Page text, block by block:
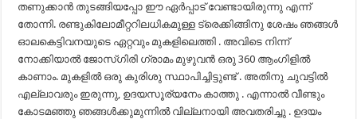
തണുക്കാൻ തുടങ്ങിയപ്പോ ഈ ഏർപ്പാട് വേണ്ടായിരുന്നു എന്ന്
തോന്നി. രണ്ടുകിലോമീറ്ററിലധികമുള്ള ട്രെക്കിങ്ങിനു ശേഷം ഞങ്ങൾ
ഓലകെട്ടിവനയുടെ ഏറ്റവും മുകളിലെത്തി . അവിടെ നിന്ന്
നോക്കിയാൽ ജോസ്‌ഗിരി ഗ്രാമം മുഴുവൻ ഒരു 360 ആംഗിളിൽ
കാണാം. മുകളിൽ ഒരു കുരിശു സ്ഥാപിച്ചിട്ടുണ്ട് . അതിനു ചുവട്ടിൽ
എല്ലാവരും ഇരുന്നു, ഉദയസൂര്യനേം കാത്തു . എന്നാൽ വീണ്ടും
കോടമഞ്ഞു ഞങ്ങൾക്കുമുന്നിൽ വില്ലനായി അവതരിച്ചു . ഉദയം